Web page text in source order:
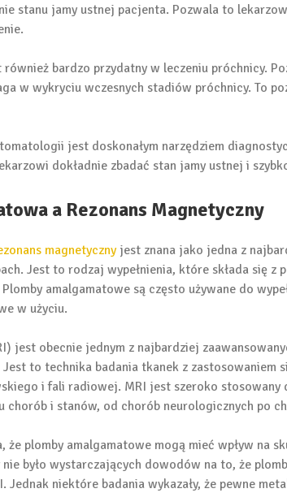
stanu jamy ustnej pacjenta. Pozwala to
również bardzo przydatny w leczeniu próchnicy.
w wykryciu wczesnych stadiów próchnicy. To
jest doskonałym narzędziem
dokładnie zbadać stan jamy ustnej i
a Rezonans Magnetyczny
magnetycznyjest znana jako jedna z
Jest to rodzaj wypełnienia, które składa się z
amalgamatowe są często używane do
w użyciu.
jest obecnie jednym z najbardziej
to technika badania tkanek z zastosowaniem
i fali radiowej. MRI jest szeroko stosowany
chorób i stanów, od chorób neurologicznych po
że ​​plomby amalgamatowe mogą mieć wpływ na
było wystarczających dowodów na to, że
Jednak niektóre badania wykazały, że pewne